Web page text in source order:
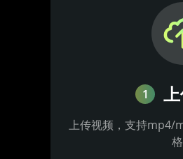
1
上传视频，支持mp4/